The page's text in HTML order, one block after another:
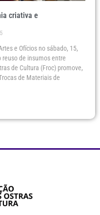
criativa e
e Ofícios no sábado, 15,
reuso de insumos entre
de Cultura (Froc) promove,
de Materiais de